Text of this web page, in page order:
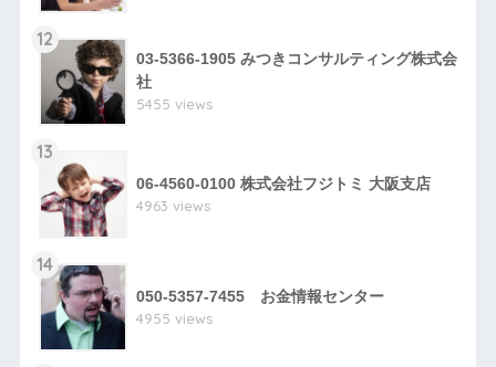
12
03-5366-1905 みつきコンサルティング株式会
社
5455 views
13
06-4560-0100 株式会社フジトミ 大阪支店
4963 views
14
050-5357-7455 お金情報センター
4955 views